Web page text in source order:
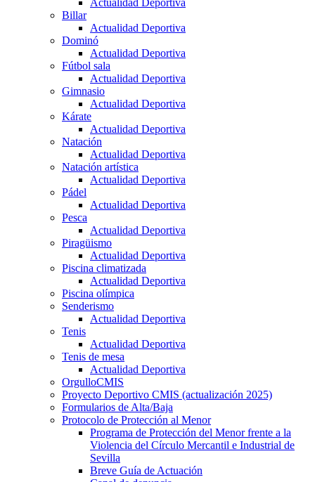
Billar
Actualidad Deportiva
Dominó
Actualidad Deportiva
Fútbol sala
Actualidad Deportiva
Gimnasio
Actualidad Deportiva
Kárate
Actualidad Deportiva
Natación
Actualidad Deportiva
Natación artística
Actualidad Deportiva
Pádel
Actualidad Deportiva
Pesca
Actualidad Deportiva
Piragüismo
Actualidad Deportiva
Piscina climatizada
Actualidad Deportiva
Piscina olímpica
Senderismo
Actualidad Deportiva
Tenis
Actualidad Deportiva
Tenis de mesa
Actualidad Deportiva
OrgulloCMIS
Proyecto Deportivo CMIS (actualización 2025)
Formularios de Alta/Baja
Protocolo de Protección al Menor
Programa de Protección del Menor frente a la
Violencia del Círculo Mercantil e Industrial de
Sevilla
Breve Guía de Actuación